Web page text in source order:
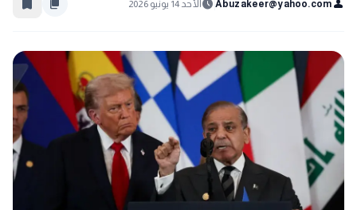
person
Abuzakeer@yahoo.com
schedule الأحد 14 يونيو 2026 content_copy
bookmark_border